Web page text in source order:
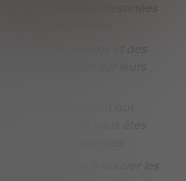
spécialement destinées
sur smartphones
pris des photos et des
professionnelle sur leurs
un classement qui
à quel point vous êtes
de vos dépenses
vous aide à trouver les